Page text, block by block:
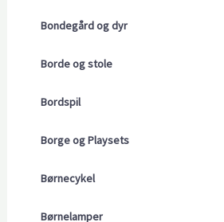
Bondegård og dyr
Borde og stole
Bordspil
Borge og Playsets
Børnecykel
Børnelamper